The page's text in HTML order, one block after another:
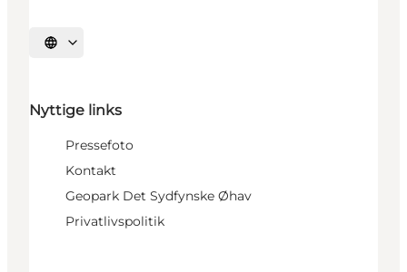
Vælg sprog
Nyttige links
Pressefoto
Kontakt
Geopark Det Sydfynske Øhav
Privatlivspolitik